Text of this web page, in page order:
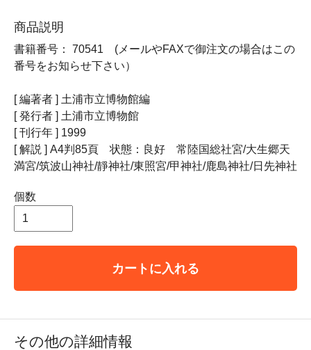
商品説明
書籍番号： 70541 (メールやFAXで御注文の場合はこの
番号をお知らせ下さい）
[ 編著者 ] 土浦市立博物館編
[ 発行者 ] 土浦市立博物館
[ 刊行年 ] 1999
[ 解説 ] A4判85頁 状態：良好 常陸国総社宮/大生郷天
満宮/筑波山神社/靜神社/東照宮/甲神社/鹿島神社/日先神社
個数
カートに入れる
その他の詳細情報